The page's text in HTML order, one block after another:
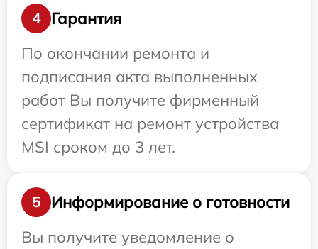
4
Гарантия
По окончании ремонта и
подписания акта выполненных
работ Вы получите фирменный
сертификат на ремонт устройства
MSI сроком до 3 лет.
5
Информирование о готовности
Вы получите уведомление о